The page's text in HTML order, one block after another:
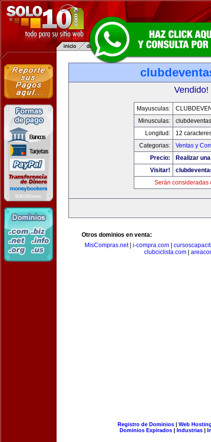
Vendido!
Mayusculas:
Minusculas:
Longitud:
12
Categorias:
Ventas y
Precio:
Realizar
Visitar!
Serán consideradas
Otros dominios en venta:
MisCompras.net| i-compra.com|
clubciclista.com|
Registro de Dominios| Web Hosting
Dominios Expirados | Industrias |